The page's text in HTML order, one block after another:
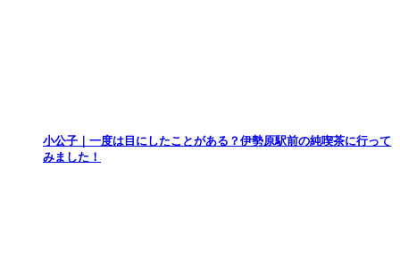
小公子｜一度は目にしたことがある？伊勢原駅前の純喫茶に行って
みました！